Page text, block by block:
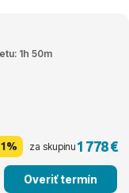
1h 50m
za skupinu1 778 €
Overiť termín